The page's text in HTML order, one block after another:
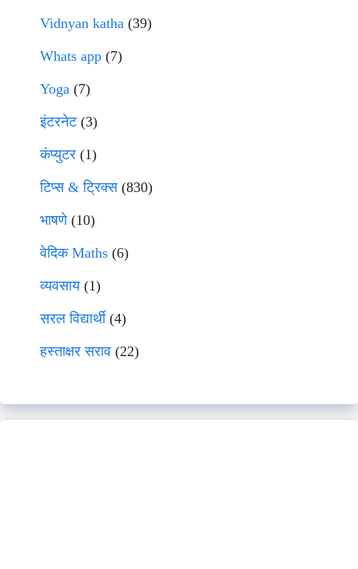
Vidnyan katha (39)
Whats app (7)
Yoga (7)
इंटरनेट(3)
कंप्युटर (1)
टिप्स & ट्रिक्स(830)
भाषणे(10)
वेदिक Maths (6)
व्यवसाय(1)
सरल विद्यार्थी(4)
हस्ताक्षर सराव (22)